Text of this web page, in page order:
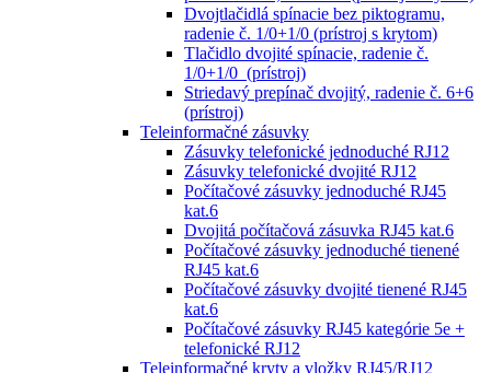
Dvojtlačidlá spínacie bez piktogramu,
radenie č. 1/0+1/0 (prístroj s krytom)
Tlačidlo dvojité spínacie, radenie č.
1/0+1/0 (prístroj)
Striedavý prepínač dvojitý, radenie č. 6+6
(prístroj)
Teleinformačné zásuvky
Zásuvky telefonické jednoduché RJ12
Zásuvky telefonické dvojité RJ12
Počítačové zásuvky jednoduché RJ45
kat.6
Dvojitá počítačová zásuvka RJ45 kat.6
Počítačové zásuvky jednoduché tienené
RJ45 kat.6
Počítačové zásuvky dvojité tienené RJ45
kat.6
Počítačové zásuvky RJ45 kategórie 5e +
telefonické RJ12
Teleinformačné kryty a vložky RJ45/RJ12